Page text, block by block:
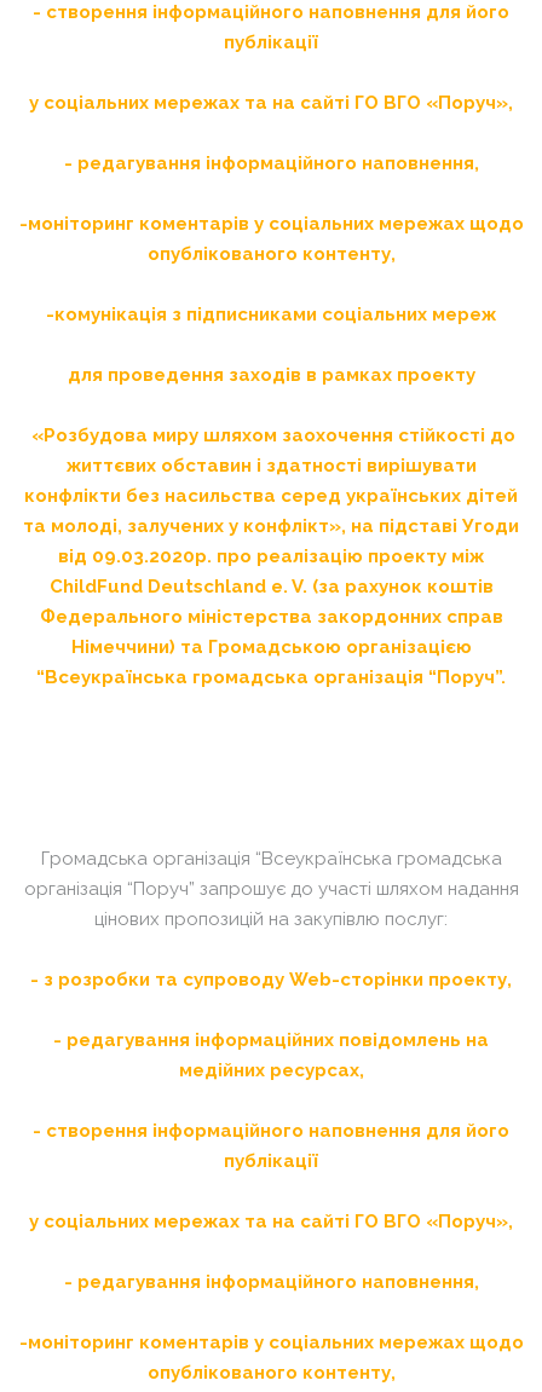
- створення інформаційного наповнення для його
публікації
у соціальних мережах та на сайті ГО ВГО «Поруч»,
- редагування інформаційного наповнення,
-моніторинг коментарів у соціальних мережах щодо
опублікованого контенту,
-комунікація з підписниками соціальних мереж
для проведення заходів в рамках проекту
«Розбудова миру шляхом заохочення стійкості до
життєвих обставин і здатності вирішувати
конфлікти без насильства серед українських дітей
та молоді, залучених у конфлікт», на підставі Угоди
від 09.03.2020р. про реалізацію проекту між
ChildFund Deutschland e. V. (за рахунок коштів
Федерального міністерства закордонних справ
Німеччини) та Громадською організацією
“Всеукраїнська громадська організація “Поруч”.
Громадська організація “Всеукраїнська громадська
організація “Поруч” запрошує до участі шляхом надання
цінових пропозицій на закупівлю послуг:
- з розробки та супроводу Web-сторінки проекту,
- редагування інформаційних повідомлень на
медійних ресурсах,
- створення інформаційного наповнення для його
публікації
у соціальних мережах та на сайті ГО ВГО «Поруч»,
- редагування інформаційного наповнення,
-моніторинг коментарів у соціальних мережах щодо
опублікованого контенту,